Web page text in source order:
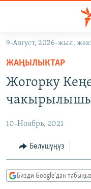
Навигацияга
өтүңүз
Издөөгө
салыңызКЫРГЫЗСТАН
ЭКОНОМИКА
МАДАНИЯТ
БОРБОР АЗИЯ
УКРАИНА
АТАЙЫН ИЛИКТӨӨ
ТВ ПРОГРАММАЛАР
ЭКСПЕРТТЕР ТАЛДАЙТ
ӨЗГӨЧӨ ПИКИР
9-Август, 2026-жыл,
ЖАҢЫЛЫКТАР
Жогорку
чакырылышы
10-Ноябрь, 2021
Бөлүшүңүз
Бизди Google'дан табыңыз